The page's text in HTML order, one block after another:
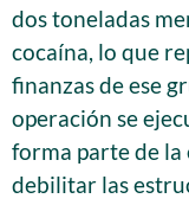
dos toneladas
cocaína, lo que
finanzas de ese
operación se
forma parte de la
debilitar las